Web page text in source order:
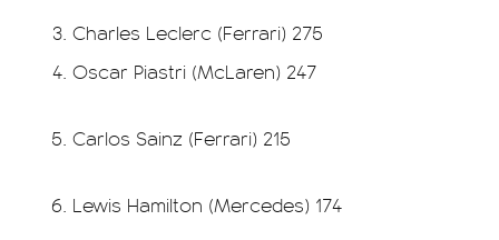
Charles Leclerc (Ferrari) 275
Oscar Piastri (McLaren) 247
Carlos Sainz (Ferrari) 215
Lewis Hamilton (Mercedes) 174